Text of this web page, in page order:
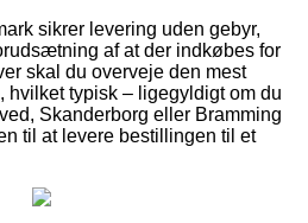
sikrer levering uden gebyr,
af at der indkøbes for
skal du overveje den mest
hvilket typisk – ligegyldigt om du
Skanderborg eller Bramming
til at levere bestillingen til et